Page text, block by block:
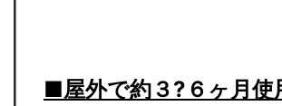
■屋外で約３?６ヶ月使